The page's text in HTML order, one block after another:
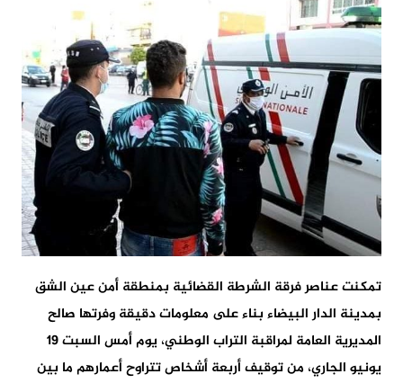
تمكنت عناصر فرقة الشرطة القضائية بمنطقة أمن عين الشق
بمدينة الدار البيضاء بناء على معلومات دقيقة وفرتها صالح
المديرية العامة لمراقبة التراب الوطني، يوم أمس السبت 19
يونيو الجاري، من توقيف أربعة أشخاص تتراوح أعمارهم ما بين